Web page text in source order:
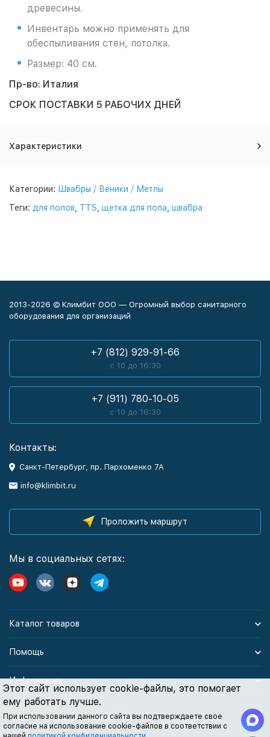
Этот сайт использует cookie-файлы, это помогает
ему работать лучше.
При использовании данного сайта вы подтверждаете свое
согласие на использование cookie-файлов в соответствии с
древесины.
Инвентарь можно применять для
обеспыливания стен, потолка.
Размер: 40 см.
Пр-во: Италия
СРОК ПОСТАВКИ 5 РАБОЧИХ ДНЕЙ
Характеристики
Категории: Швабры / Веники / Метлы
Теги: для полов TTS щетка для пола швабра
2013-2026 © Климбит ООО — Огромный выбор санитарного
оборудования для организаций
+7 (812) 929-91-66
с 10 до 16:30
+7 (911) 780-10-05
с 10 до 16:30
Контакты:
Санкт-Петербург, пр. Пархоменко 7А
info@klimbit.ru
Проложить маршрут
Мы в социальных сетях:
Каталог товаров
Помощь
Информация
Политика персональных данных